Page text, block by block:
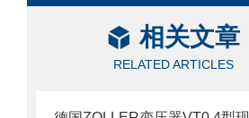
相关文章
RELATED ARTICLES